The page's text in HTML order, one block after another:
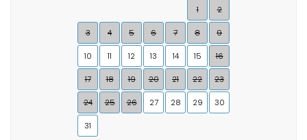
1
2
3 4 5 6 7 8 9
10 11 12 13 14 15 16
17 18 19 20 21 22 23
24 25 26 27 28 29 30
31